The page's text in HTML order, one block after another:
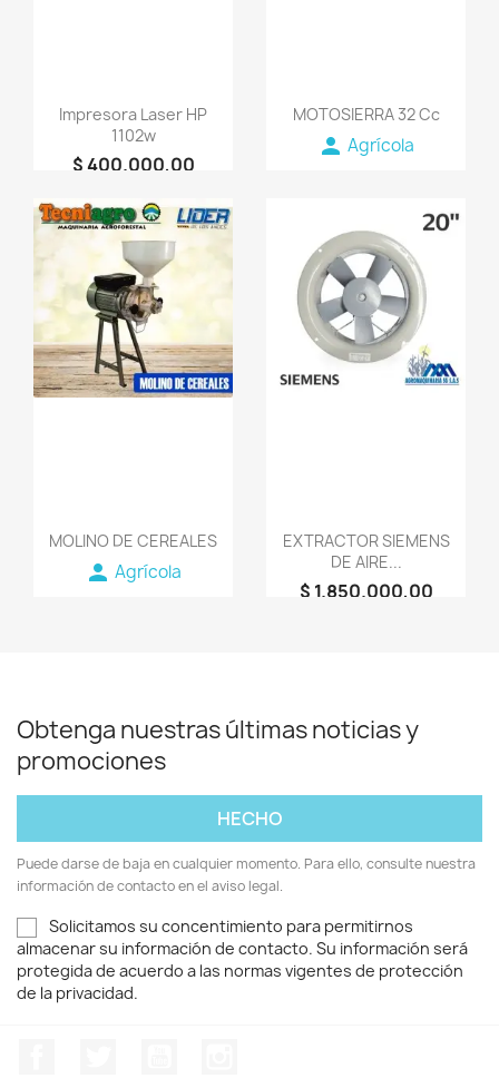
Impresora Laser HP
1102w
$ 400.000,00
MOTOSIERRA 32 Cc
person Agrícola
MOLINO DE CEREALES
person Agrícola
favorite_border
EXTRACTOR SIEMENS
DE AIRE...
$ 1.850.000,00
favorite_border
Obtenga nuestras últimas noticias y
promociones
Puede darse de baja en cualquier momento. Para ello, consulte nuestra
información de contacto en el aviso legal.
Solicitamos su concentimiento para permitirnos
almacenar su información de contacto. Su información será
protegida de acuerdo a las normas vigentes de protección
de la privacidad.